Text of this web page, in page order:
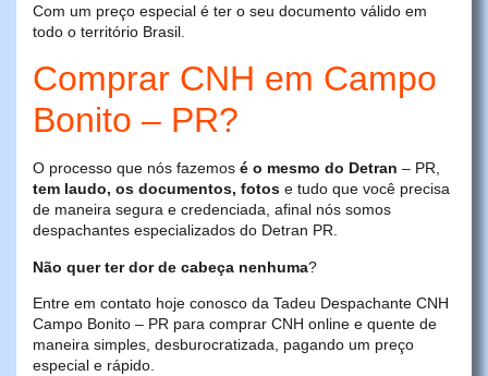
Com um preço especial é ter o seu documento válido em
todo o território Brasil.
Comprar CNH em Campo
Bonito – PR?
O processo que nós fazemos é o mesmo do Detran – PR,
tem laudo, os documentos, fotos e tudo que você precisa
de maneira segura e credenciada, afinal nós somos
despachantes especializados do Detran PR.
Não quer ter dor de cabeça nenhuma?
Entre em contato hoje conosco da Tadeu Despachante CNH
Campo Bonito – PR para comprar CNH online e quente de
maneira simples, desburocratizada, pagando um preço
especial e rápido.